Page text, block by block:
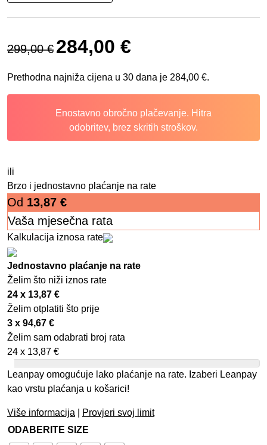
299,00€
Izvorna cijena bila je: 299,00 €.
284,00 €
Prethodna najniža cijena u 30 dana je 284,00 €.
Enostavno obročno plačevanje. Hitra
odobritev, brez skritih stroškov.
ili
Brzo i jednostavno plaćanje na rate
Od 13,87 €
Vaša mjesečna rata
Kalkulacija iznosa rate
Jednostavno plaćanje na rate
Želim što niži iznos rate
24 x 13,87 €
Želim otplatiti što prije
3 x 94,67 €
Želim sam odabrati broj rata
24 x 13,87 €
Leanpay omogućuje lako plaćanje na rate. Izaberi Leanpay
kao vrstu plaćanja u košarici!
Više informacija
Provjeri svoj limit
ODABERITE SIZE